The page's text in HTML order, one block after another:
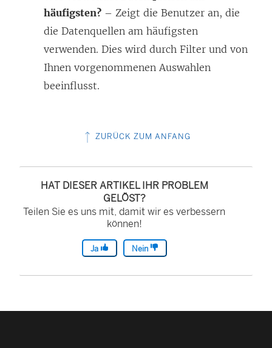
häufigsten? – Zeigt die Benutzer an, die
die Datenquellen am häufigsten
verwenden. Dies wird durch Filter und von
Ihnen vorgenommenen Auswahlen
beeinflusst.
ZURÜCK ZUM ANFANG
HAT DIESER ARTIKEL IHR PROBLEM
GELÖST?
Teilen Sie es uns mit, damit wir es verbessern
können!
Ja Nein